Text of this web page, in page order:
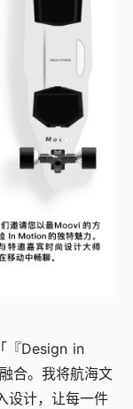
『Design in
合。我将航海文
设计，让每一件